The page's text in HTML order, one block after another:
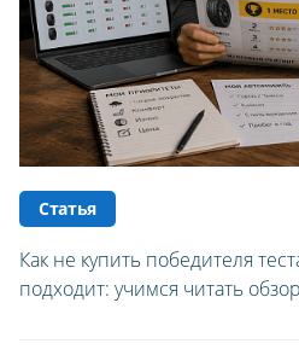
Статья
Как не купить победителя
подходит: учимся читать